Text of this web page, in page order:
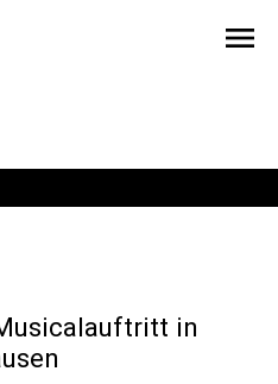
menu
in